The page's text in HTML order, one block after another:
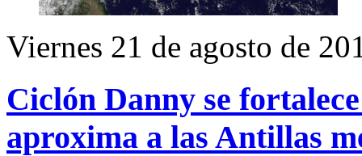
Viernes 21 de agosto de
Ciclón Danny se
aproxima a las Antillas